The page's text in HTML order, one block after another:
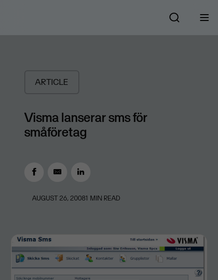
ARTICLE
Visma lanserar sms för
småföretag
AUGUST 26, 20081 MIN READ